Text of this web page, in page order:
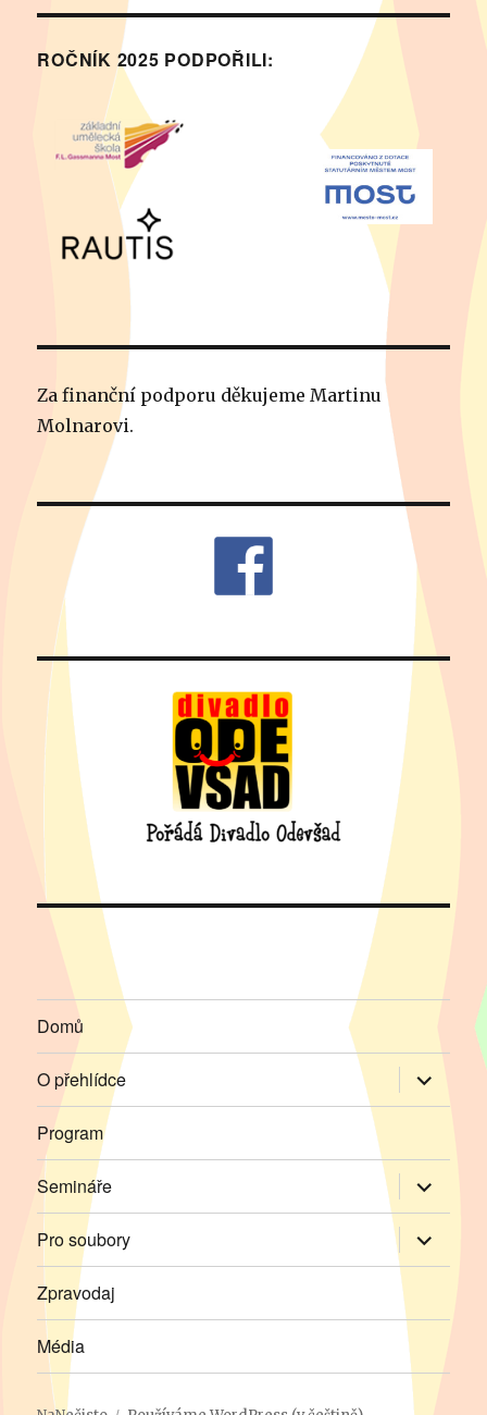
ROČNÍK 2025 PODPOŘILI:
Za finanční podporu děkujeme Martinu
Molnarovi.
Domů
O přehlídce Zobrazit
položky
Program
Semináře Zobrazit
položky
Pro soubory
Zobrazit
položky
Zpravodaj
Média